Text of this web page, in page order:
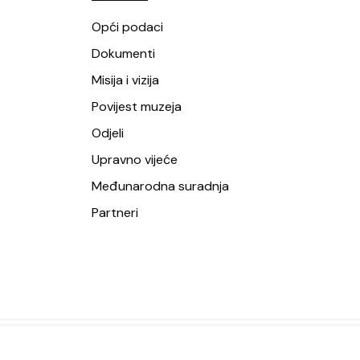
Opći podaci
Dokumenti
Misija i vizija
Povijest muzeja
Odjeli
Upravno vijeće
Međunarodna suradnja
Partneri